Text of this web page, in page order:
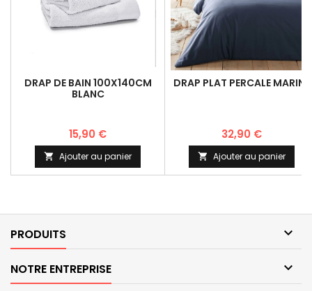
DRAP DE BAIN 100X140CM
BLANC
15,90 €
 Ajouter au panier
DRAP PLAT PERCALE MARINE
32,90 €
 Ajouter au panier
PRODUITS 
NOTRE ENTREPRISE 